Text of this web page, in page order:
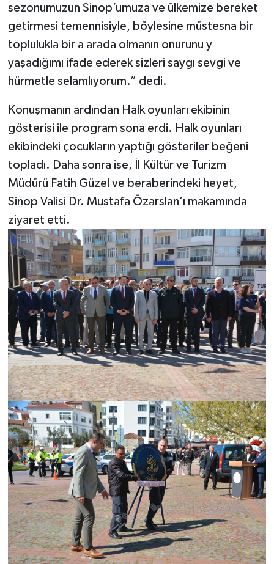
sezonumuzun Sinop’umuza ve ülkemize bereket
getirmesi temennisiyle, böylesine müstesna bir
toplulukla bir a arada olmanın onurunu y
yaşadığımı ifade ederek sizleri saygı sevgi ve
hürmetle selamlıyorum.” dedi.
Konuşmanın ardından Halk oyunları ekibinin
gösterisi ile program sona erdi. Halk oyunları
ekibindeki çocukların yaptığı gösteriler beğeni
topladı. Daha sonra ise, İl Kültür ve Turizm
Müdürü Fatih Güzel ve beraberindeki heyet,
Sinop Valisi Dr. Mustafa Özarslan’ı makamında
ziyaret etti.